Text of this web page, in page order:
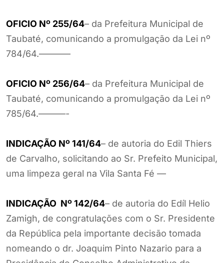
OFICIO Nº 255/64– da Prefeitura Municipal de
Taubaté, comunicando a promulgação da Lei nº
784/64.———–
OFICIO Nº 256/64– da Prefeitura Municipal de
Taubaté, comunicando a promulgação da Lei nº
785/64.———-
INDICAÇÃO Nº 141/64– de autoria do Edil Thiers
de Carvalho, solicitando ao Sr. Prefeito Municipal,
uma limpeza geral na Vila Santa Fé —
INDICAÇÃO Nº 142/64– de autoria do Edíl Helio
Zamigh, de congratulações com o Sr. Presidente
da República pela importante decisão tomada
nomeando o dr. Joaquim Pinto Nazario para a